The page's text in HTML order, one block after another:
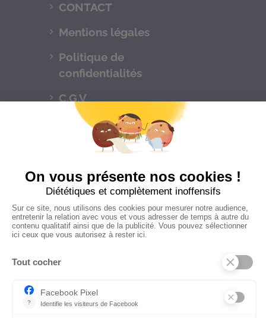
CONTACT
Mentions légales
Politique de
confidentialités
C.G.V
Suivez-nous
CONTACTEZ-NOUS
Florence Servan-Schreiber © 2026